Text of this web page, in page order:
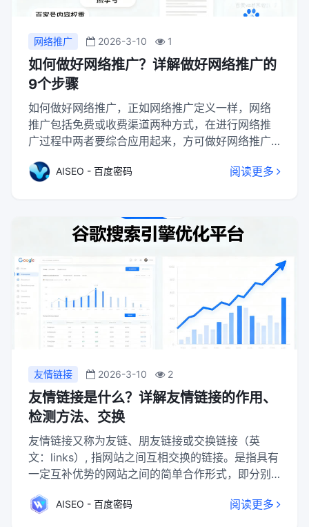
网络推广 2026-3-10 1
如何做好网络推广？详解做好网络推广的
9个步骤
如何做好网络推广，正如网络推广定义一样，网络
推广包括免费或收费渠道两种方式，在进行网络推
广过程中两者要综合应用起来，方可做好网络推广
呢，接下来先看看网络推广的方式，从不同的网络
推广方式中找到方法。
AISEO - 百度密码 阅读更多
友情链接 2026-3-10 2
友情链接是什么？详解友情链接的作用、
检测方法、交换
友情链接又称为友链、朋友链接或交换链接（英
文：links）, 指网站之间互相交换的链接。是指具有
一定互补优势的网站之间的简单合作形式，即分别
设置对方网站的超级链接，使得用户可以从合作网
AISEO - 百度密码 阅读更多